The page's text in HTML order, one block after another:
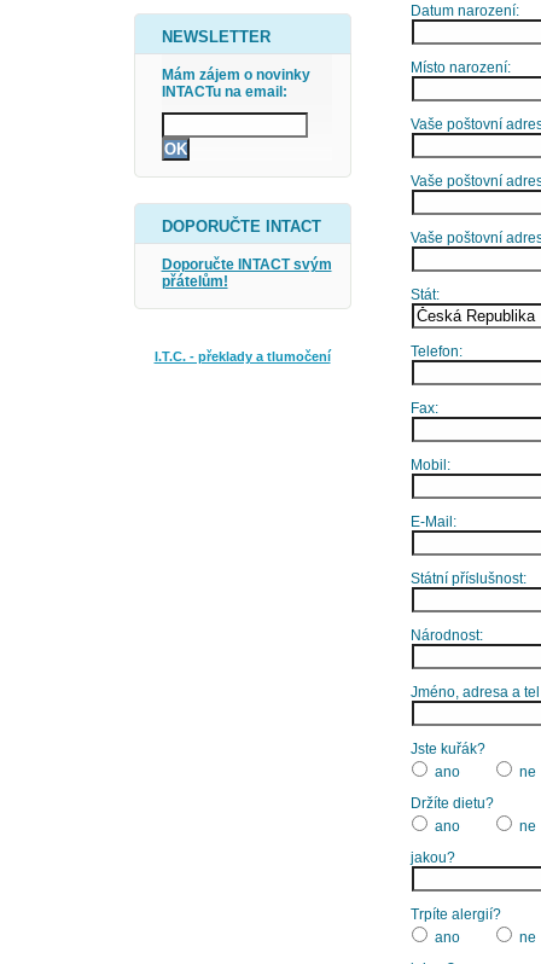
NEWSLETTER
Mám zájem o novinky
INTACTu na email:
DOPORUČTE INTACT
Doporučte INTACT svým
přátelům!
I.T.C. - překlady a tlumočení
Datum narození:
Místo narození:
Vaše poštovní
Vaše poštovní
Vaše poštovní
Stát:
Telefon:
Fax:
Mobil:
E-Mail:
Státní příslušnost:
Národnost:
Jméno, adresa a
Jste kuřák?
ano
ne
Držíte dietu?
ano
ne
jakou?
Trpíte alergií?
ano
ne